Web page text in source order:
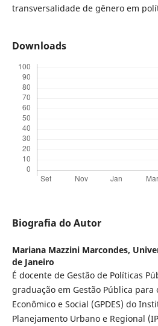
transversalidade de gênero em
Downloads
Biografia do Autor
Mariana Mazzini Marcondes,
de Janeiro
É docente de Gestão de Políticas
graduação em Gestão Pública para
Econômico e Social (GPDES) do
Planejamento Urbano e Regional